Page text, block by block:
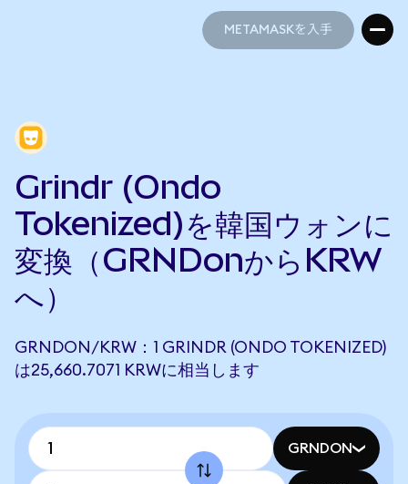
METAMASKを入手
Grindr (Ondo
Tokenized)を韓国ウォンに
変換（GRNDonからKRW
へ）
GRNDON/KRW：1 GRINDR (ONDO TOKENIZED)
は25,660.7071 KRWに相当します
GRNDON